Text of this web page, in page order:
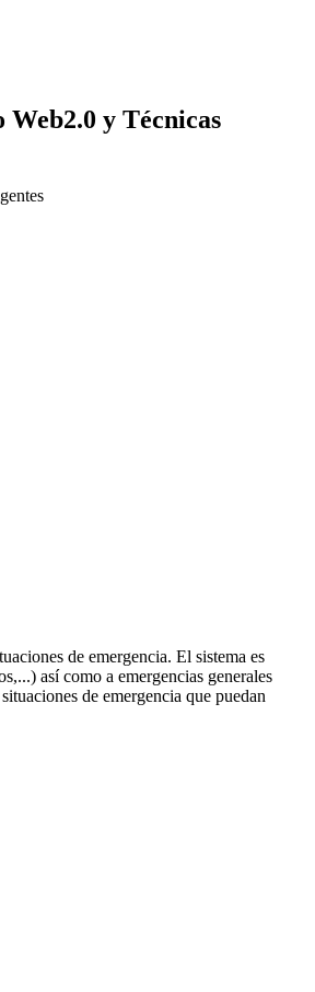
y Técnicas
de emergencia. El sistema es
así como a emergencias generales
de emergencia que puedan